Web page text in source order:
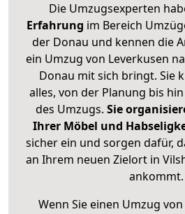
Die Umzugsexperten
Erfahrung im Bereich
der Donau und kennen die
ein Umzug von Leverkusen
Donau mit sich bringt. Sie
alles, von der Planung bis
des Umzugs. Sie
Ihrer Möbel und
sicher ein und sorgen dafür,
an Ihrem neuen Zielort in
ankommt.
Wenn Sie einen Umzug